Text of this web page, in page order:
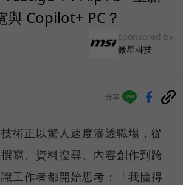
與 Copilot+ PC？
sponsored by
微星科技
分享
術正以驚人速度滲透職場，從
寫、資料搜尋、內容創作到跨
工作者都開始思考：「我懂得